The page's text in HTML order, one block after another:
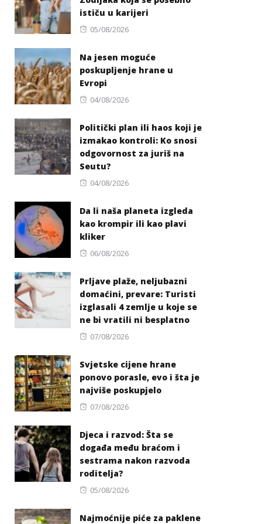
ističu u karijeri
Posted
05/08/2026
Na jesen moguće
poskupljenje hrane u
Evropi
Posted
04/08/2026
Politički plan ili haos koji je
izmakao kontroli: Ko snosi
odgovornost za juriš na
Seutu?
Posted
04/08/2026
Da li naša planeta izgleda
kao krompir ili kao plavi
kliker
Posted
06/08/2026
Prljave plaže, neljubazni
domaćini, prevare: Turisti
izglasali 4 zemlje u koje se
ne bi vratili ni besplatno
Posted
07/08/2026
Svjetske cijene hrane
ponovo porasle, evo i šta je
najviše poskupjelo
Posted
07/08/2026
Djeca i razvod: Šta se
događa među braćom i
sestrama nakon razvoda
roditelja?
Posted
05/08/2026
Najmoćnije piće za paklene